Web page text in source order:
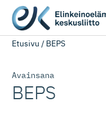
Etusivu / BEPS
Avainsana
BEPS